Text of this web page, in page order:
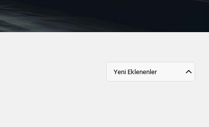
Yeni Eklenenler